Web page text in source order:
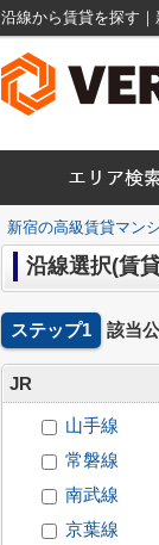
沿線から賃貸を探す
新宿の高級賃貸マン
沿線選択(賃
ステップ1 該当
JR
山手線
常磐線
南武線
京葉線